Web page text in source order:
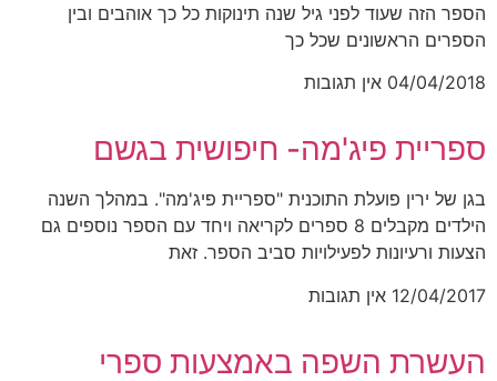
הספר הזה שעוד לפני גיל שנה תינוקות כל כך אוהבים ובין
הספרים הראשונים שכל כך
04/04/2018 אין תגובות
ספריית פיג'מה- חיפושית בגשם
בגן של ירין פועלת התוכנית "ספריית פיג'מה". במהלך השנה
הילדים מקבלים 8 ספרים לקריאה ויחד עם הספר נוספים גם
הצעות ורעיונות לפעילויות סביב הספר. זאת
12/04/2017 אין תגובות
העשרת השפה באמצעות ספרי